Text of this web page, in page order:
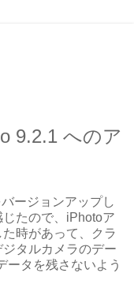
9.2.1 へのア
ージョンアップし
たので、iPhotoア
時があって、クラ
タルカメラのデー
ータを残さないよう